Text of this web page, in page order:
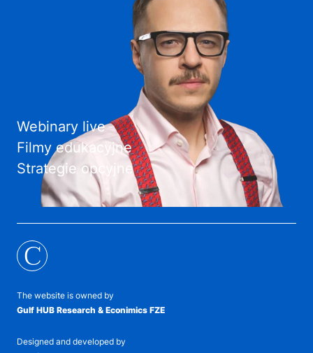
Webinary live
Filmy edukacyjne
Strategie opcyjne
C
The website is owned by
Gulf HUB Research & Econimics FZE
Designed and developed by